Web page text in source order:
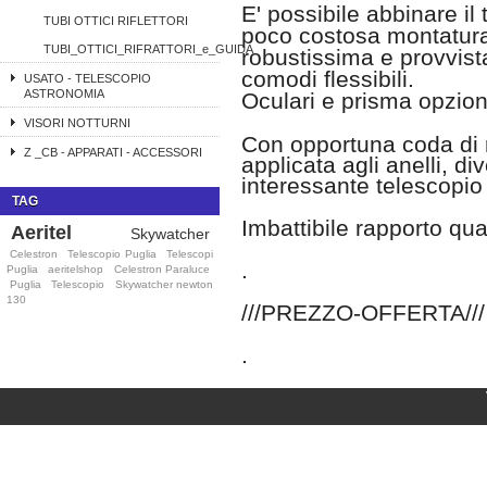
TUBI OTTICI RIFLETTORI
TUBI_OTTICI_RIFRATTORI_e_GUIDA
USATO - TELESCOPIO
ASTRONOMIA
VISORI NOTTURNI
Z _CB - APPARATI - ACCESSORI
TAG
Aeritel Skywatcher
Celestron Telescopio Puglia
Telescopi
Puglia
aeritelshop
Celestron Paraluce
Puglia
Telescopio
Skywatcher newton
130
E' possibile abbinare il
poco costosa
robustissima e
comodi flessibili.
Oculari e prisma
Con opportuna coda
applicata agli anelli,
interessante
Imbattibile rapporto
.
///PREZZO-OFFERTA///
.